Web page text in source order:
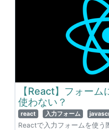
【React】フォー
使わない？
react 入力フォーム
Reactで入力フォームを使